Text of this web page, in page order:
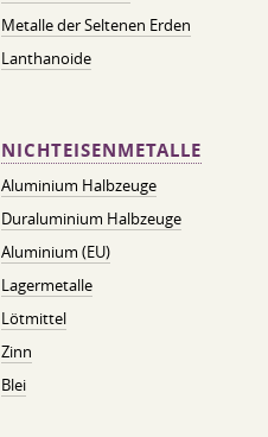
Metalle der Seltenen Erden
Lanthanoide
NICHTEISENMETALLE
Aluminium Halbzeuge
Duraluminium Halbzeuge
Aluminium (EU)
Lagermetalle
Lötmittel
Zinn
Blei